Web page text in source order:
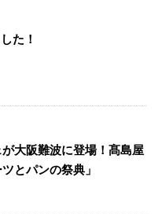
た！
大阪難波に登場！髙島屋
とパンの祭典」